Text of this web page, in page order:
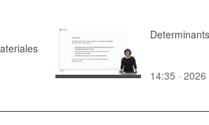
Determinants
14:35 · 2026